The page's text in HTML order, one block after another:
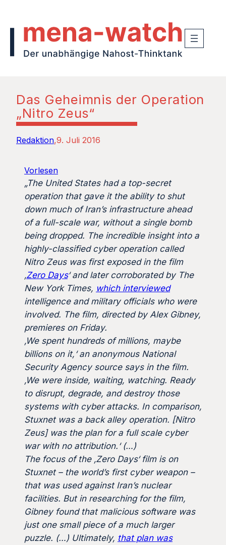
Das Geheimnis der Operation
„Nitro Zeus“
Redaktion 9. Juli 2016
Vorlesen
„The United States had a top-secret
operation that gave it the ability to shut
down much of Iran’s infrastructure ahead
of a full-scale war, without a single bomb
being dropped. The incredible insight into a
highly-classified cyber operation called
Nitro Zeus was first exposed in the film
‚Zero Days‘ and later corroborated by The
New York Times, which interviewed
intelligence and military officials who were
involved. The film, directed by Alex Gibney,
premieres on Friday.
‚We spent hundreds of millions, maybe
billions on it,‘ an anonymous National
Security Agency source says in the film.
‚We were inside, waiting, watching. Ready
to disrupt, degrade, and destroy those
systems with cyber attacks. In comparison,
Stuxnet was a back alley operation. [Nitro
Zeus] was the plan for a full scale cyber
war with no attribution.‘ (…)
The focus of the ‚Zero Days‘ film is on
Stuxnet – the world’s first cyber weapon –
that was used against Iran’s nuclear
facilities. But in researching for the film,
Gibney found that malicious software was
just one small piece of a much larger
puzzle. (…) Ultimately, that plan was